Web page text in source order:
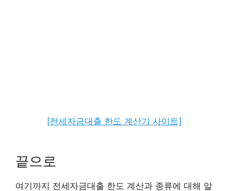
[전세자금대출 한도 계산기 사이트]
끝으로
여기까지 전세자금대출 한도 계산과 종류에 대해 알